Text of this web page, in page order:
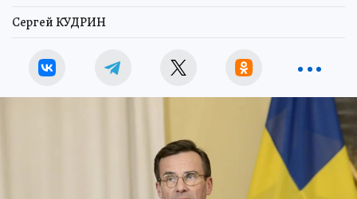
Сергей КУДРИН